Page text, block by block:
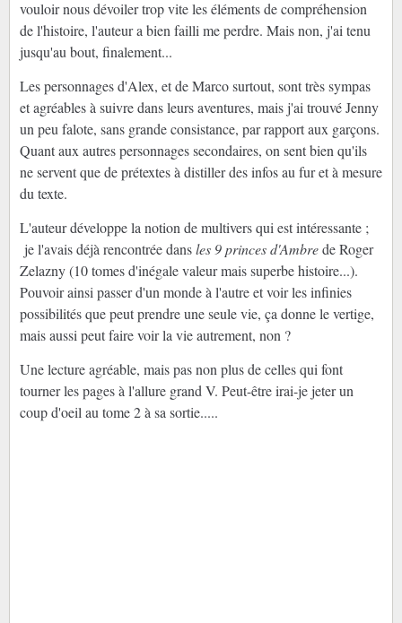
vouloir nous dévoiler trop vite les éléments de compréhension
de l'histoire, l'auteur a bien failli me perdre. Mais non, j'ai tenu
jusqu'au bout, finalement...
Les personnages d'Alex, et de Marco surtout, sont très sympas
et agréables à suivre dans leurs aventures, mais j'ai trouvé Jenny
un peu falote, sans grande consistance, par rapport aux garçons.
Quant aux autres personnages secondaires, on sent bien qu'ils
ne servent que de prétextes à distiller des infos au fur et à mesure
du texte.
L'auteur développe la notion de multivers qui est intéressante ;
je l'avais déjà rencontrée dansles 9 princes d'Ambrede Roger
Zelazny (10 tomes d'inégale valeur mais superbe histoire...).
Pouvoir ainsi passer d'un monde à l'autre et voir les infinies
possibilités que peut prendre une seule vie, ça donne le vertige,
mais aussi peut faire voir la vie autrement, non ?
Une lecture agréable, mais pas non plus de celles qui font
tourner les pages à l'allure grand V. Peut-être irai-je jeter un
coup d'oeil au tome 2 à sa sortie.....